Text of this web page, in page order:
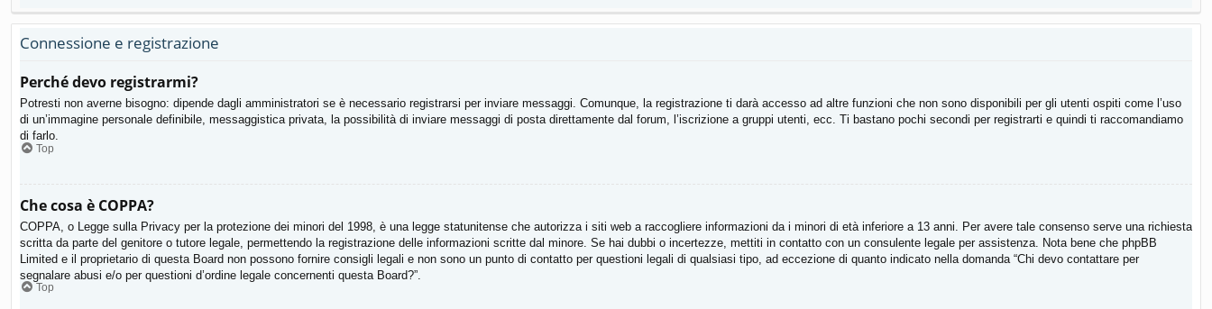
Connessione e registrazione
Perché devo registrarmi?
Potresti non averne bisogno: dipende dagli amministratori se è necessario registrarsi per inviare messaggi. Comunque, la registrazione ti darà accesso ad altre funzioni che non sono disponibili per gli utenti ospiti come l’uso
di un’immagine personale definibile, messaggistica privata, la possibilità di inviare messaggi di posta direttamente dal forum, l’iscrizione a gruppi utenti, ecc. Ti bastano pochi secondi per registrarti e quindi ti raccomandiamo
di farlo.
Top
Che cosa è COPPA?
COPPA, o Legge sulla Privacy per la protezione dei minori del 1998, è una legge statunitense che autorizza i siti web a raccogliere informazioni da i minori di età inferiore a 13 anni. Per avere tale consenso serve una richiesta
scritta da parte del genitore o tutore legale, permettendo la registrazione delle informazioni scritte dal minore. Se hai dubbi o incertezze, mettiti in contatto con un consulente legale per assistenza. Nota bene che phpBB
Limited e il proprietario di questa Board non possono fornire consigli legali e non sono un punto di contatto per questioni legali di qualsiasi tipo, ad eccezione di quanto indicato nella domanda “Chi devo contattare per
segnalare abusi e/o per questioni d’ordine legale concernenti questa Board?”.
Top